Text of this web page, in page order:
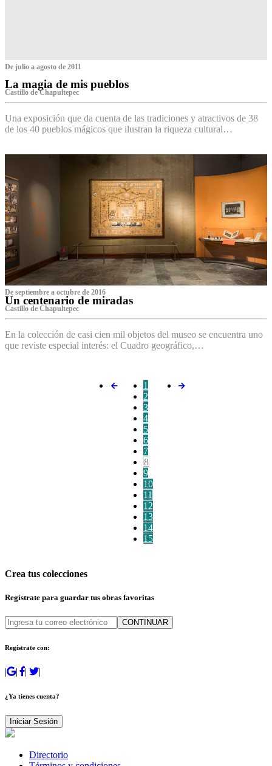
De julio a agosto de 2011
La magia de mis pueblos
Castillo de Chapultepec
Una exposición que da cuenta de las tradiciones y atractivos de 38
de los 40 pueblos mágicos que ilustran la riqueza cultural…
De septiembre a octubre de 2016
Un centenario de miradas
Castillo de Chapultepec
En la colección de casi cien mil objetos del museo se encuentra uno
que reviste especial interés: el Cuadro geográfico,…
1
2
3
4
5
6
7
8
9
10
11
12
13
14
15
Crea tus colecciones
Regístrate para guardar tus obras favoritas
CONTINUAR
Regístrate con:
| | | |
¿Ya tienes cuenta?
Iniciar Sesión
Directorio